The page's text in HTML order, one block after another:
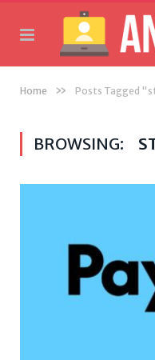
Home » Posts Tagged
BROWSING: